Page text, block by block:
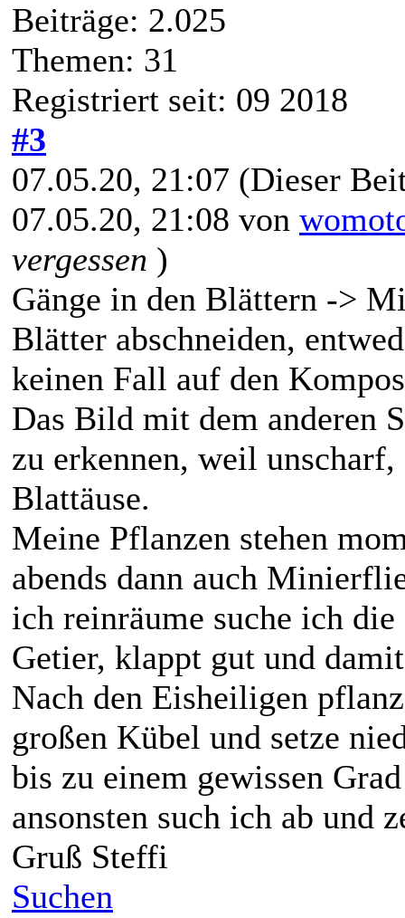
Beiträge: 2.025
Themen: 31
Registriert seit: 09 2018
#3
07.05.20, 21:07 (Dieser
07.05.20, 21:08 von
vergessen )
Gänge in den Blättern ->
Blätter abschneiden,
keinen Fall auf den
Das Bild mit dem anderen
zu erkennen, weil
Blattäuse.
Meine Pflanzen stehen
abends dann auch
ich reinräume suche ich die
Getier, klappt gut und
Nach den Eisheiligen
großen Kübel und setze
bis zu einem gewissen
ansonsten such ich ab und
Gruß Steffi
Suchen